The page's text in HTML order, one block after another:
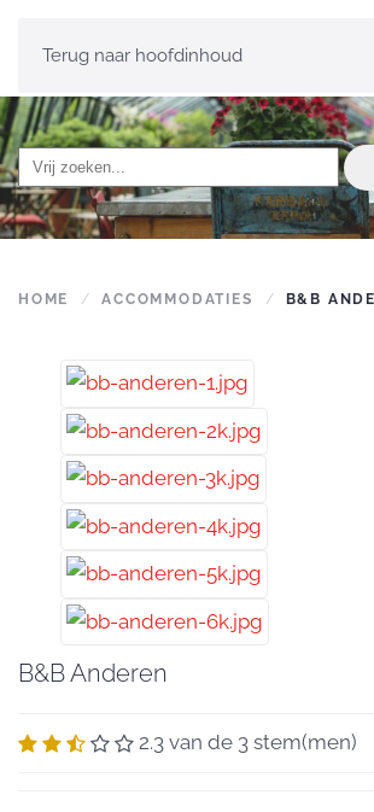
Terug naar hoofdinhoud
HOME ACCOMMODATIES B&B
B&B Anderen
2.3 van de 3 stem(men)